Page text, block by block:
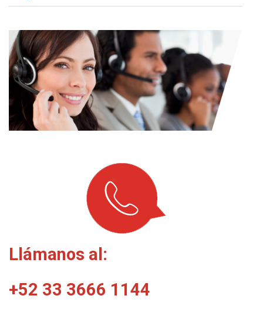
Llámanos al:
+52 33 3666 1144